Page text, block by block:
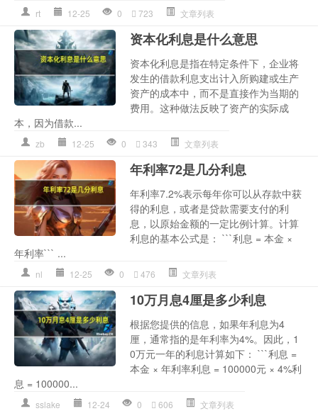
rt 12-25 0 723 文章列表
资本化利息是什么意思
资本化利息是指在特定条件下，企业将
发生的借款利息支出计入所购建或生产
资产的成本中，而不是直接作为当期的
费用。这种做法反映了资产的实际成
本，因为借款...
zb 12-25 0 343 文章列表
年利率72是几分利息
年利率7.2%表示每年你可以从存款中获
得的利息，或者是贷款需要支付的利
息，以原始金额的一定比例计算。计算
利息的基本公式是： ```利息 = 本金 ×
年利率``` ...
nl 12-25 0 476 文章列表
10万月息4厘是多少利息
根据您提供的信息，如果年利息为4
厘，通常指的是年利率为4%。因此，1
0万元一年的利息计算如下： ```利息 =
本金 × 年利率利息 = 100000元 × 4%利
息 = 100000...
sslake 12-24 0 606 文章列表